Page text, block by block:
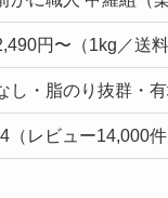
円〜（1kg／送料
し・脂のり抜群・
（レビュー14,000件